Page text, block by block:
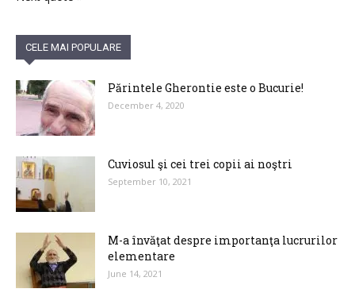
CELE MAI POPULARE
Părintele Gherontie este o Bucurie!
December 4, 2020
Cuviosul şi cei trei copii ai noştri
September 10, 2021
M-a învăţat despre importanţa lucrurilor
elementare
June 14, 2021